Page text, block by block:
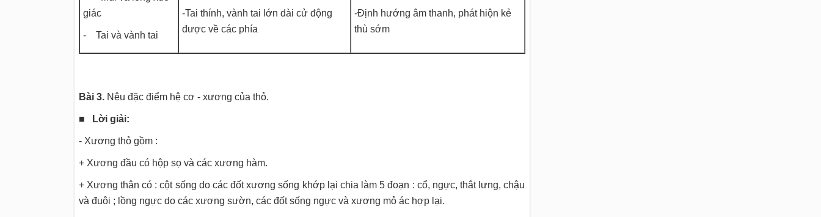
giác
- Tai và vành tai
-Tai thính, vành tai lớn dài cử động
được về các phía
-Định hướng âm thanh, phát hiộn kẻ
thù sớm
Bài 3.Nêu đặc điểm hệ cơ - xương của thỏ.
■ Lời giải:
- Xương thỏ gồm :
+ Xương đầu có hộp sọ và các xương hàm.
+ Xương thân có : cột sống do các đốt xương sống khớp lại chia làm 5 đoạn : cổ, ngực, thắt lưng, chậu
và đuôi ; lồng ngực do các xương sườn, các đốt sống ngực và xương mỏ ác hợp lại.